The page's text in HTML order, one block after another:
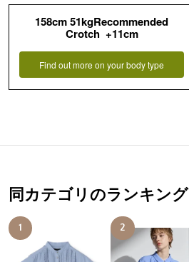
158cm 51kgRecommended
Crotch +11cm
Find out more on your body type
同カテゴリのランキング
1 2